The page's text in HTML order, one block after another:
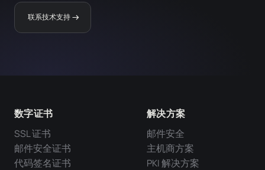
联系技术支持
数字证书
SSL 证书
邮件安全证书
代码签名证书
解决方案
邮件安全
主机商方案
PKI 解决方案